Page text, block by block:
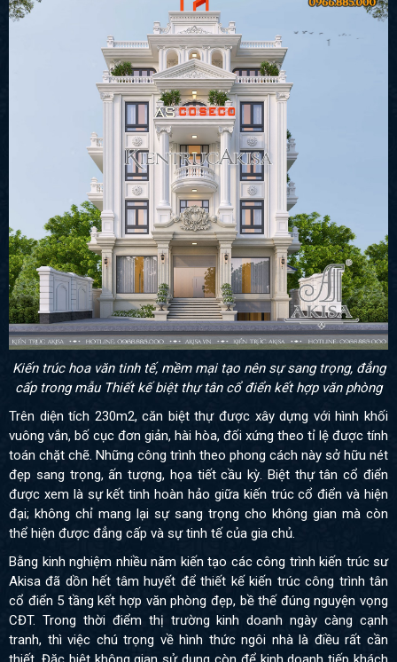
Kiến trúc hoa văn tinh tế, mềm mại tạo nên sự sang trọng, đẳng
cấp trong mẫu Thiết kế biệt thự tân cổ điển kết hợp văn phòng
Trên diện tích 230m2, căn biệt thự được xây dựng với hình khối
vuông vắn, bố cục đơn giản, hài hòa, đối xứng theo tỉ lệ được tính
toán chặt chẽ. Những công trình theo phong cách này sở hữu nét
đẹp sang trọng, ấn tượng, họa tiết cầu kỳ. Biệt thự tân cổ điển
được xem là sự kết tinh hoàn hảo giữa kiến trúc cổ điển và hiện
đại; không chỉ mang lại sự sang trọng cho không gian mà còn
thể hiện được đẳng cấp và sự tinh tế của gia chủ.
Bằng kinh nghiệm nhiều năm kiến tạo các công trình kiến trúc sư
Akisa đã dồn hết tâm huyết để thiết kế kiến trúc công trình tân
cổ điển 5 tầng kết hợp văn phòng đẹp, bề thế đúng nguyện vọng
CĐT. Trong thời điểm thị trường kinh doanh ngày càng cạnh
tranh, thì việc chú trọng về hình thức ngôi nhà là điều rất cần